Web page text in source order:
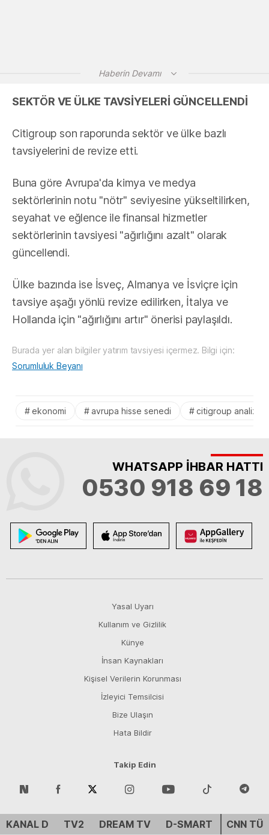
Haberin Devamı
SEKTÖR VE ÜLKE TAVSİYELERİ GÜNCELLENDİ
Citigroup son raporunda sektör ve ülke bazlı
tavsiyelerini de revize etti.
Buna göre Avrupa'da kimya ve medya
sektörlerinin notu "nötr" seviyesine yükseltilirken,
seyahat ve eğlence ile finansal hizmetler
sektörlerinin tavsiyesi "ağırlığını azalt" olarak
güncellendi.
Ülke bazında ise İsveç, Almanya ve İsviçre için
tavsiye aşağı yönlü revize edilirken, İtalya ve
Hollanda için "ağırlığını artır" önerisi paylaşıldı.
Burada yer alan bilgiler yatırım tavsiyesi içermez. Bilgi için:
Sorumluluk Beyanı
ekonomi avrupa hisse senedi citigroup analiz
WHATSAPP İHBAR HATTI
0530 918 69 18
Yasal Uyarı
Kullanım ve Gizlilik
Künye
İnsan Kaynakları
Kişisel Verilerin Korunması
İzleyici Temsilcisi
Bize Ulaşın
Hata Bildir
Takip Edin
KANAL D TV2 DREAM TV D-SMART CNN